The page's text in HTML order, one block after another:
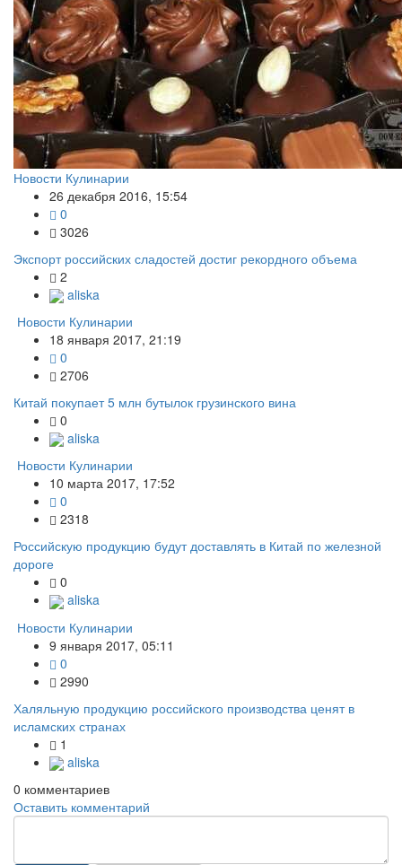
Новости Кулинарии
26 декабря 2016, 15:54
0
3026
Экспорт российских сладостей достиг рекордного объема
2
aliska
Новости Кулинарии
18 января 2017, 21:19
0
2706
Китай покупает 5 млн бутылок грузинского вина
0
aliska
Новости Кулинарии
10 марта 2017, 17:52
0
2318
Российскую продукцию будут доставлять в Китай по железной
дороге
0
aliska
Новости Кулинарии
9 января 2017, 05:11
0
2990
Халяльную продукцию российского производства ценят в
исламских странах
1
aliska
0 комментариев
Оставить комментарий